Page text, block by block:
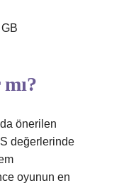
önerilen
değerlerinde
oyunun en